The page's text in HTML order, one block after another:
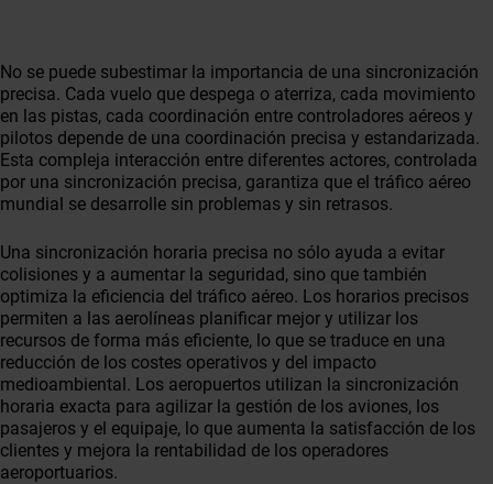
No se puede subestimar la importancia de una sincronización
precisa. Cada vuelo que despega o aterriza, cada movimiento
en las pistas, cada coordinación entre controladores aéreos y
pilotos depende de una coordinación precisa y estandarizada.
Esta compleja interacción entre diferentes actores, controlada
por una sincronización precisa, garantiza que el tráfico aéreo
mundial se desarrolle sin problemas y sin retrasos.
Una sincronización horaria precisa no sólo ayuda a evitar
colisiones y a aumentar la seguridad, sino que también
optimiza la eficiencia del tráfico aéreo. Los horarios precisos
permiten a las aerolíneas planificar mejor y utilizar los
recursos de forma más eficiente, lo que se traduce en una
reducción de los costes operativos y del impacto
medioambiental. Los aeropuertos utilizan la sincronización
horaria exacta para agilizar la gestión de los aviones, los
pasajeros y el equipaje, lo que aumenta la satisfacción de los
clientes y mejora la rentabilidad de los operadores
aeroportuarios.